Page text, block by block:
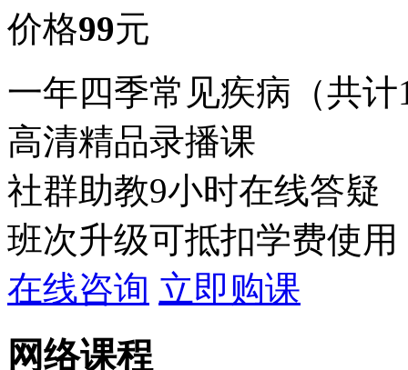
价格99元
一年四季常见疾病（共计
高清精品录播课
社群助教9小时在线答疑
班次升级可抵扣学费使用
在线咨询 立即购课
网络课程